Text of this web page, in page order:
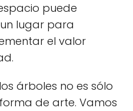
puede
lugar para
el valor
árboles no es sólo
de arte. Vamos